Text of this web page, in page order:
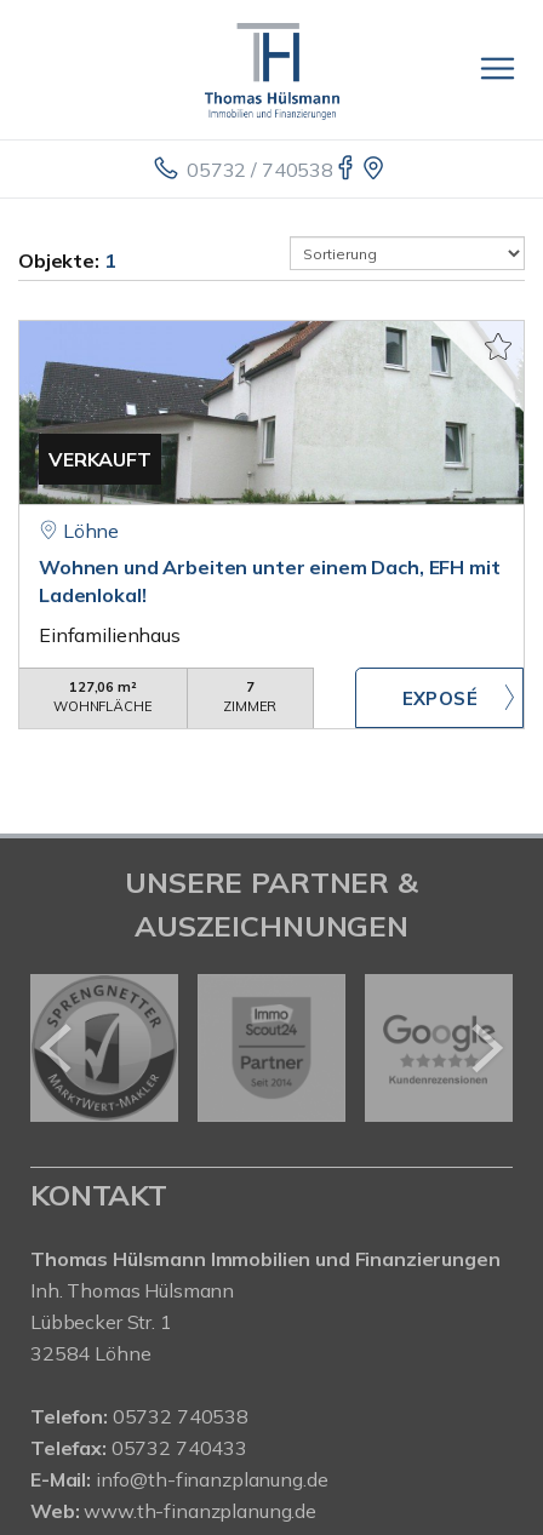
05732 / 740538
Objekte: 1
VERKAUFT
Löhne
Wohnen und Arbeiten unter einem Dach, EFH mit
Ladenlokal!
Einfamilienhaus
127,06 m²
WOHNFLÄCHE
7
ZIMMER
UNSERE PARTNER &
AUSZEICHNUNGEN
KONTAKT
Thomas Hülsmann Immobilien und Finanzierungen
Inh. Thomas Hülsmann
Lübbecker Str. 1
32584 Löhne
Telefon: 05732 740538
Telefax: 05732 740433
E-Mail: info@th-finanzplanung.de
Web: www.th-finanzplanung.de